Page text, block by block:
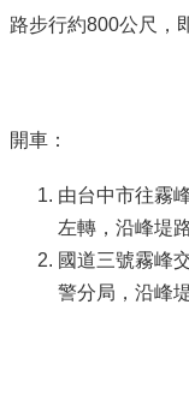
路步行約800公尺，
開車：
由台中市往霧
左轉，沿峰堤
國道三號霧峰
警分局，沿峰